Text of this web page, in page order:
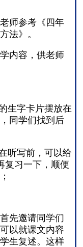
师参考《四年
法》。
内容，供老师
生字卡片摆放在
同学们找到后
听写前，可以给
复习一下，顺便
先邀请同学们
以就课文内容
生复述。这样